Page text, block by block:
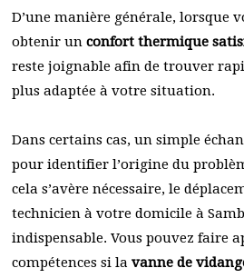
D’une manière générale, lorsque
obtenir un confort thermique
reste joignable afin de trouver
plus adaptée à votre situation.
Dans certains cas, un simple
pour identifier l’origine du
cela s’avère nécessaire, le
technicien à votre domicile à
indispensable. Vous pouvez faire
compétences si la vanne de